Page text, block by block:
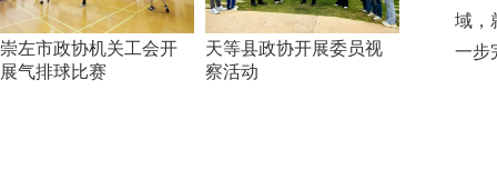
崇左市政协机关工会开
展气排球比赛
天等县政协开展委员视
察活动
域，
一步